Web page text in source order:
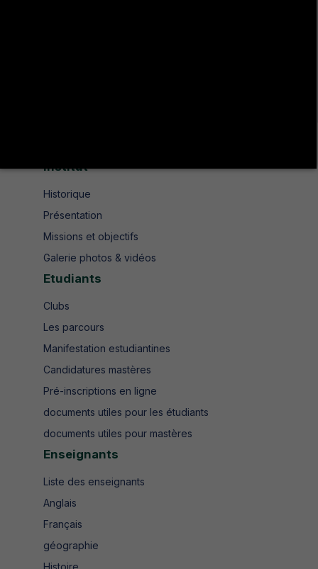
Institut
Historique
Présentation
Missions et objectifs
Galerie photos & vidéos
Etudiants
Clubs
Les parcours
Manifestation estudiantines
Candidatures mastères
Pré-inscriptions en ligne
documents utiles pour les étudiants
documents utiles pour mastères
Enseignants
Liste des enseignants
Anglais
Français
géographie
Histoire